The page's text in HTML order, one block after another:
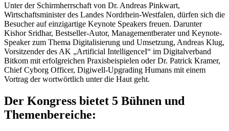
Unter der Schirmherrschaft von Dr. Andreas Pinkwart,
Wirtschaftsminister des Landes Nordrhein-Westfalen, dürfen sich die
Besucher auf einzigartige Keynote Speakers freuen. Darunter
Kishor Sridhar, Bestseller-Autor, Managementberater und Keynote-
Speaker zum Thema Digitalisierung und Umsetzung, Andreas Klug,
Vorsitzender des AK „Artificial IntelligenceI“ im Digitalverband
Bitkom mit erfolgreichen Praxisbeispielen oder Dr. Patrick Kramer,
Chief Cyborg Officer, Digiwell-Upgrading Humans mit einem
Vortrag der wortwörtlich unter die Haut geht.
Der Kongress bietet 5 Bühnen und
Themenbereiche: